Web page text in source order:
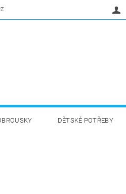
DĚTSKÉ POTŘEBY